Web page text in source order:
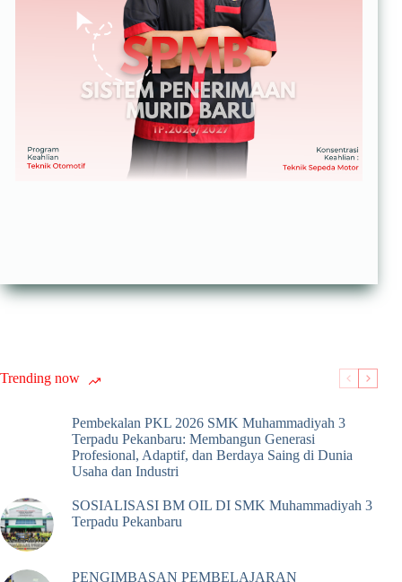
Trending now
Pembekalan PKL 2026 SMK Muhammadiyah 3
Terpadu Pekanbaru: Membangun Generasi
Profesional, Adaptif, dan Berdaya Saing di Dunia
Usaha dan Industri
SOSIALISASI BM OIL DI SMK Muhammadiyah 3
Terpadu Pekanbaru
PENGIMBASAN PEMBELAJARAN